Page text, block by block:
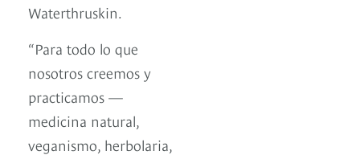
Waterthruskin.
“Para todo lo que
nosotros creemos y
practicamos —
medicina natural,
veganismo, herbolaria,